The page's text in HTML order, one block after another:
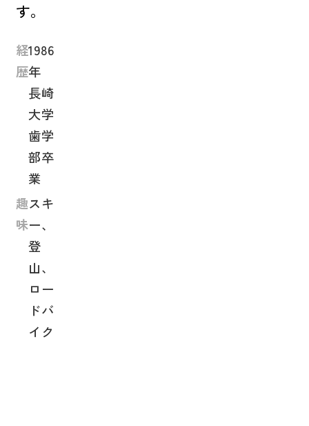
す。
経
歴
1986
年
長崎
大学
歯学
部卒
業
趣
味
スキ
ー、
登
山、
ロー
ドバ
イク